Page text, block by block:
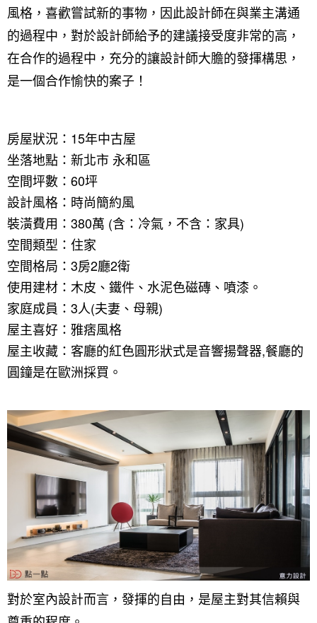
風格，喜歡嘗試新的事物，因此設計師在與業主溝通
的過程中，對於設計師給予的建議接受度非常的高，
在合作的過程中，充分的讓設計師大膽的發揮構思，
是一個合作愉快的案子！
房屋狀況：15年中古屋
坐落地點：新北市 永和區
空間坪數：60坪
設計風格：時尚簡約風
裝潢費用：380萬 (含：冷氣，不含：家具)
空間類型：住家
空間格局：3房2廳2衛
使用建材：木皮、鐵件、水泥色磁磚、噴漆。
家庭成員：3人(夫妻、母親)
屋主喜好：雅痞風格
屋主收藏：客廳的紅色圓形狀式是音響揚聲器,餐廳的
圓鐘是在歐洲採買。
對於室內設計而言，發揮的自由，是屋主對其信賴與
找設計師
如何使用點一點
我要裝潢
案例分享
類型
人氣推薦